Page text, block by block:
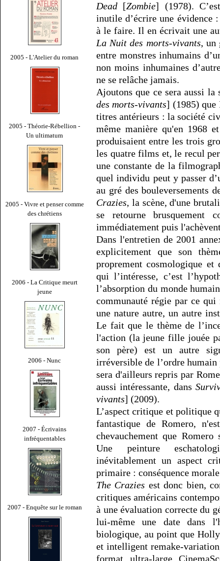
2005 - L'Atelier du roman
2005 - Théorie-Rébellion -
Un ultimatum
2005 - Vivre et penser comme
des chrétiens
2006 - La Critique meurt
jeune
2006 - Nunc
2007 - Écrivains
infréquentables
2007 - Enquête sur le roman
Dead [Zombie] (1978).
inutile d’écrire une évidence :
à le faire. Il en écrivait une
La Nuit des morts-vivants, un
entre monstres inhumains
non moins inhumaines
ne se relâche jamais.
Ajoutons que ce sera aussi
des morts-vivants] (1985) que
titres antérieurs : la société
même manière qu'en 1968
produisaient entre les trois
les quatre films et, le recul
une constante de la
quel individu peut y passer
au gré des bouleversements
Crazies, la scène, d'une
se retourne brusquement
immédiatement puis
Dans l'entretien de 2001
explicitement que son
proprement cosmologique et
qui l’intéresse, c’est
l’absorption du monde
communauté régie par ce
une nature autre, un autre
Le fait que le thème de
l'action (la jeune fille jouée
son père) est un autre
irréversible de l’ordre humain
sera d'ailleurs repris par
aussi intéressante, dans
vivants] (2009).
L’aspect critique et politique
fantastique de Romero,
chevauchement que Romero
Une peinture
inévitablement un aspect
primaire : conséquence
The Crazies est donc bien,
critiques américains
à une évaluation correcte du
lui-même une date dans
biologique, au point que
et intelligent remake-
format ultra-large